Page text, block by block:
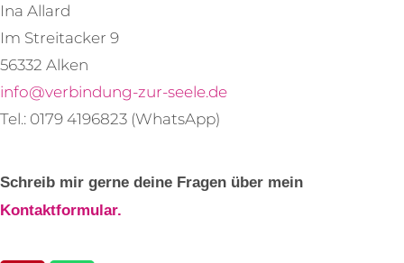
Ina Allard
Im Streitacker 9
56332 Alken
info@verbindung-zur-seele.de
Tel.: 0179 4196823 (WhatsApp)
Schreib mir gerne deine Fragen über mein
Kontaktformular.